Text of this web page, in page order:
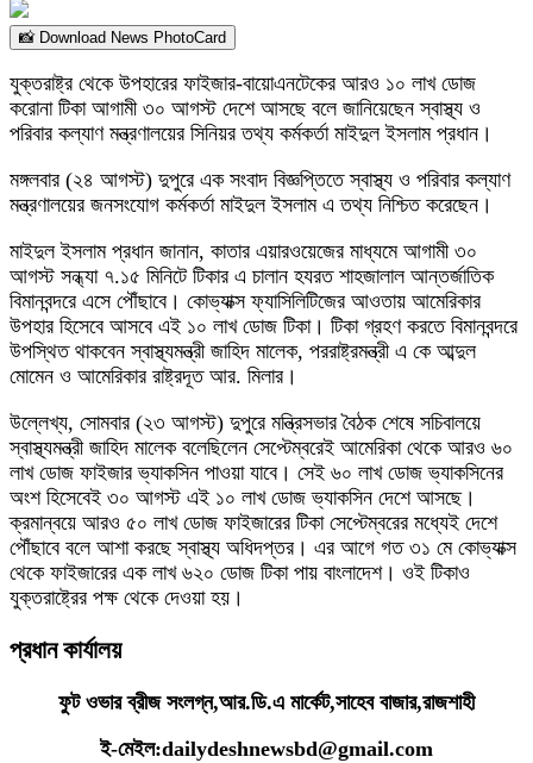
📸 Download News PhotoCard
যুক্তরাষ্ট্র থেকে উপহারের ফাইজার-বায়োএনটেকের আরও ১০ লাখ ডোজ
করোনা টিকা আগামী ৩০ আগস্ট দেশে আসছে বলে জানিয়েছেন স্বাস্থ্য ও
পরিবার কল্যাণ মন্ত্রণালয়ের সিনিয়র তথ্য কর্মকর্তা মাইদুল ইসলাম প্রধান।
মঙ্গলবার (২৪ আগস্ট) দুপুরে এক সংবাদ বিজ্ঞপ্তিতে স্বাস্থ্য ও পরিবার কল্যাণ
মন্ত্রণালয়ের জনসংযোগ কর্মকর্তা মাইদুল ইসলাম এ তথ্য নিশ্চিত করেছেন।
মাইদুল ইসলাম প্রধান জানান, কাতার এয়ারওয়েজের মাধ্যমে আগামী ৩০
আগস্ট সন্ধ্যা ৭.১৫ মিনিটে টিকার এ চালান হযরত শাহজালাল আন্তর্জাতিক
বিমানবন্দরে এসে পৌঁছাবে। কোভ্যাক্স ফ্যাসিলিটিজের আওতায় আমেরিকার
উপহার হিসেবে আসবে এই ১০ লাখ ডোজ টিকা। টিকা গ্রহণ করতে বিমানবন্দরে
উপস্থিত থাকবেন স্বাস্থ্যমন্ত্রী জাহিদ মালেক, পররাষ্ট্রমন্ত্রী এ কে আব্দুল
মোমেন ও আমেরিকার রাষ্ট্রদূত আর. মিলার।
উল্লেখ্য, সোমবার (২৩ আগস্ট) দুপুরে মন্ত্রিসভার বৈঠক শেষে সচিবালয়ে
স্বাস্থ্যমন্ত্রী জাহিদ মালেক বলেছিলেন সেপ্টেম্বরেই আমেরিকা থেকে আরও ৬০
লাখ ডোজ ফাইজার ভ্যাকসিন পাওয়া যাবে। সেই ৬০ লাখ ডোজ ভ্যাকসিনের
অংশ হিসেবেই ৩০ আগস্ট এই ১০ লাখ ডোজ ভ্যাকসিন দেশে আসছে।
ক্রমান্বয়ে আরও ৫০ লাখ ডোজ ফাইজারের টিকা সেপ্টেম্বরের মধ্যেই দেশে
পৌঁছাবে বলে আশা করছে স্বাস্থ্য অধিদপ্তর। এর আগে গত ৩১ মে কোভ্যাক্স
থেকে ফাইজারের এক লাখ ৬২০ ডোজ টিকা পায় বাংলাদেশ। ওই টিকাও
যুক্তরাষ্ট্রের পক্ষ থেকে দেওয়া হয়।
প্রধান কার্যালয়
ফুট ওভার ব্রীজ সংলগ্ন,আর.ডি.এ মার্কেট,সাহেব বাজার,রাজশাহী
ই-মেইল:dailydeshnewsbd@gmail.com